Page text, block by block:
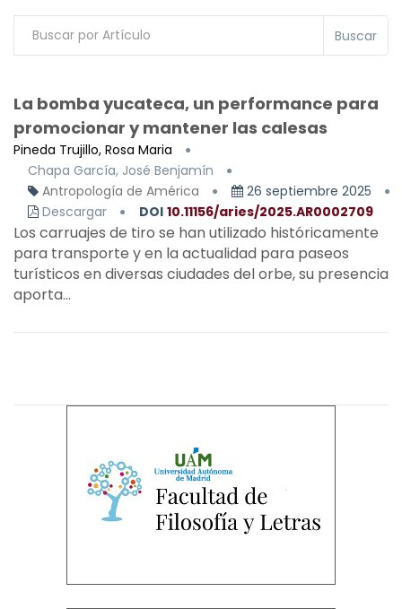
Buscar
La bomba yucateca, un performance para
promocionar y mantener las calesas
Pineda Trujillo, Rosa Maria
Chapa García, José Benjamín
Antropología de América
26 septiembre 2025
Descargar
DOI 10.11156/aries/2025.AR0002709
Los carruajes de tiro se han utilizado históricamente
para transporte y en la actualidad para paseos
turísticos en diversas ciudades del orbe, su presencia
aporta...